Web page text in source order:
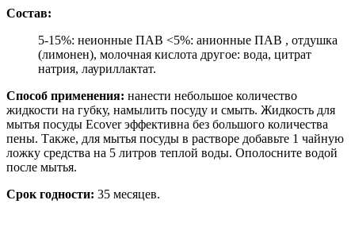
Состав:
5-15%: неионные ПАВ <5%: анионные ПАВ , отдушка
(лимонен), молочная кислота другое: вода, цитрат
натрия, лауриллактат.
Способ применения: нанести небольшое количество
жидкости на губку, намылить посуду и смыть. Жидкость для
мытья посуды Ecover эффективна без большого количества
пены. Также, для мытья посуды в растворе добавьте 1 чайную
ложку средства на 5 литров теплой воды. Ополосните водой
после мытья.
Срок годности: 35 месяцев.